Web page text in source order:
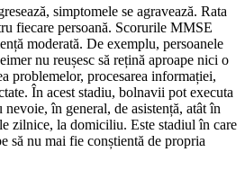
simptomele se agravează. Rata
fiecare persoană. Scorurile MMSE
moderată. De exemplu, persoanele
nu reușesc să rețină aproape nici o
problemelor, procesarea informației,
În acest stadiu, bolnavii pot executa
în general, de asistență, atât în
zilnice, la domiciliu. Este stadiul în care
să nu mai fie conștientă de propria